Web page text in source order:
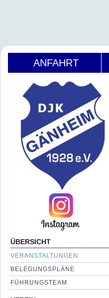
ANFAHRT
ÜBERSICHT
VERANSTALTUNGEN
BELEGUNGSPLÄNE
FÜHRUNGSTEAM